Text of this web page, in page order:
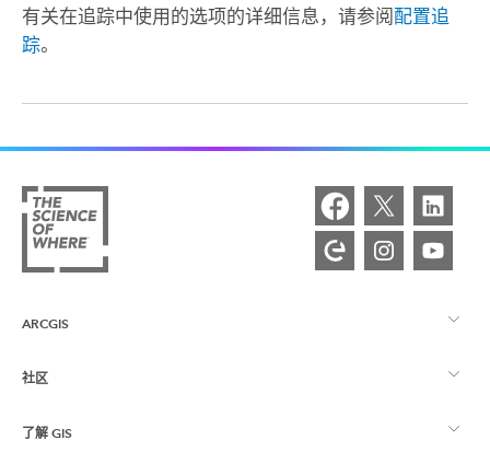
有关在追踪中使用的选项的详细信息，请参阅 配置追
踪。
ARCGIS
ArcGIS 概览
制图
社区
Esri 社区
了解 GIS